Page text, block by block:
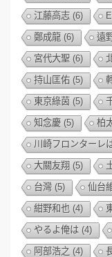
江藤高志 (6)
鄭成龍 (6) 遠
宮代大聖 (6)
持山匡佑 (5)
東京綠茵 (5)
知念慶 (5) 柏
川崎フロンターレ
大關友翔 (5)
台灣 (5) 仙台
紺野和也 (4)
やるよ俺は (4)
阿部浩之 (4)